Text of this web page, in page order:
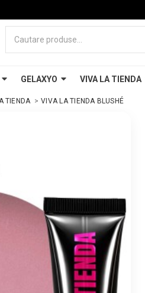
GELAXYO VIVA LA TIENDA
TIENDA VIVA LA TIENDA BLUSHÉ